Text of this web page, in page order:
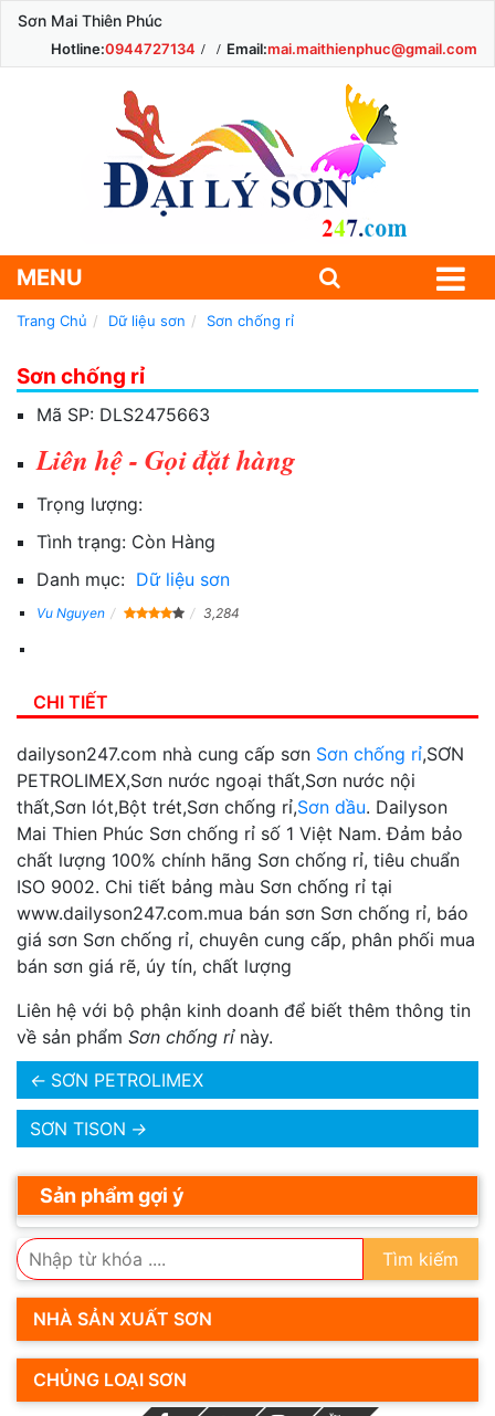
Sơn Mai Thiên Phúc
Hotline:0944727134 Email:mai.maithienphuc@gmail.com
MENU
Trang Chủ Dữ liệu sơn Sơn chống rỉ
Sơn chống rỉ
Mã SP: DLS2475663
Liên hệ - Gọi đặt hàng
Trọng lượng:
Tình trạng: Còn Hàng
Danh mục: Dữ liệu sơn
Vu Nguyen 3,284
CHI TIẾT
dailyson247.com nhà cung cấp sơn Sơn chống rỉ,SƠN
PETROLIMEX,Sơn nước ngoại thất,Sơn nước nội
thất,Sơn lót,Bột trét,Sơn chống rỉ,Sơn dầu. Dailyson
Mai Thien Phúc Sơn chống rỉ số 1 Việt Nam. Đảm bảo
chất lượng 100% chính hãng Sơn chống rỉ, tiêu chuẩn
ISO 9002. Chi tiết bảng màu Sơn chống rỉ tại
www.dailyson247.com.mua bán sơn Sơn chống rỉ, báo
giá sơn Sơn chống rỉ, chuyên cung cấp, phân phối mua
bán sơn giá rẽ, úy tín, chất lượng
Liên hệ với bộ phận kinh doanh để biết thêm thông tin
về sản phẩm Sơn chống rỉnày.
← SƠN PETROLIMEX
SƠN TISON →
Sản phẩm gợi ý
Tìm kiếm
NHÀ SẢN XUẤT SƠN
CHỦNG LOẠI SƠN